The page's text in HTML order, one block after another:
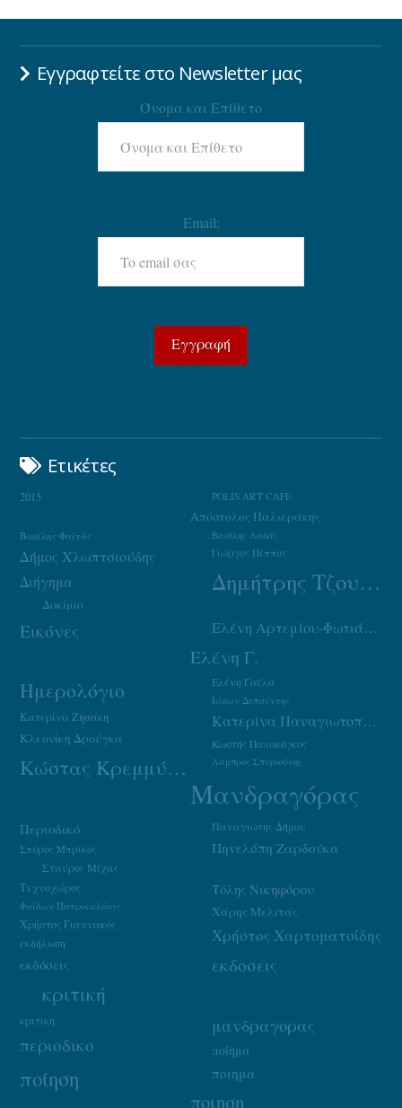
Εγγραφτείτε στο Newsletter μας
Όνομα και Επίθετο
Email:
Ετικέτες
2015 POLIS ART CAFE
Απόστολος Παλιεράκης
Βασίλης Λαδάς
Βασίλης Φαϊτάς
Γιώργος Πέππας
Δήμος Χλωπτσιούδης
Δημήτρης Τζουμάκας
Διήγημα
Δοκίμιο
Εικόνες Ελένη Αρτεμίου-Φωτιάδου
Ελένη Γ.
Ελένη Γούλα
Ημερολόγιο Ιάσων Δεπούντης
Κατερίνα Ζησάκη Κατερίνα Παναγιωτοπούλου
Κλεονίκη Δρούγκα Κωστής Παπακόγκος
Κώστας Κρεμμύδας Λάμπρος Σπυριούνης
Μανδραγόρας
Παναγιώτης Δήμου
Περιοδικό
Πηνελόπη Ζαρδούκα
Σπύρος Μπρίκος
Σταύρος Μίχας
Τεχνοχώρος
Τόλης Νικηφόρου
Φαίδων Πατρικαλάκις Χάρης Μελιτάς
Χρήστος Γιαννακός
Χρήστος Χαρτοματσίδης
εκδήλωση
εκδοσεις
εκδόσεις
κριτική
κριτικη μανδραγορας
περιοδικο ποίημα
ποίηση ποιημα
ποιηση